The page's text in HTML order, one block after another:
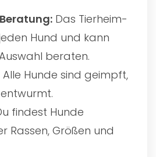
Das Tierheim-
Hund und kann
beraten.
Alle Hunde sind geimpft,
findest Hunde
Rassen, Größen und